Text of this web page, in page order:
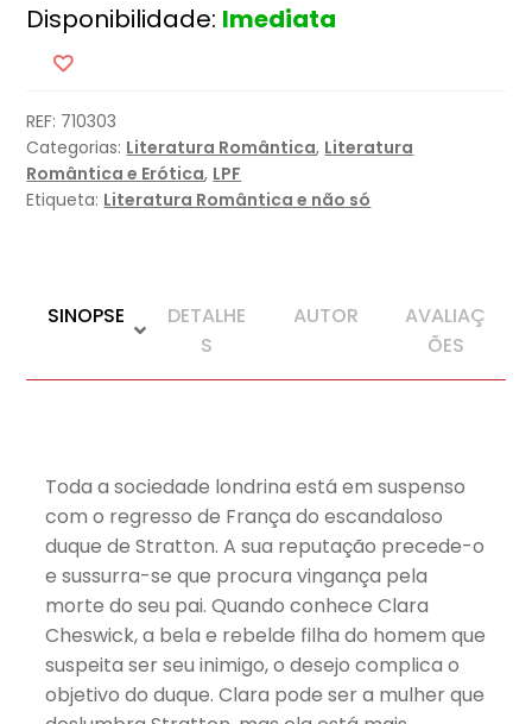
Duque
Mais
Perigoso
de
Londres
Disponibilidade: Imediata
REF: 710303
Categorias: Literatura Romântica, Literatura
Romântica e Erótica, LPF
Etiqueta: Literatura Romântica e não só
SINOPSE
DETALHE
S
AUTOR
AVALIAÇ
ÕES
Toda a sociedade londrina está em suspenso
com o regresso de França do escandaloso
duque de Stratton. A sua reputação precede-o
e sussurra-se que procura vingança pela
morte do seu pai. Quando conhece Clara
Cheswick, a bela e rebelde filha do homem que
suspeita ser seu inimigo, o desejo complica o
objetivo do duque. Clara pode ser a mulher que